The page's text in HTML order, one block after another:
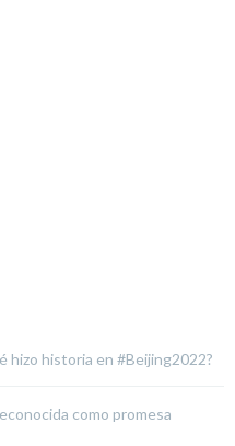
hizo historia en #Beijing2022?
como promesa